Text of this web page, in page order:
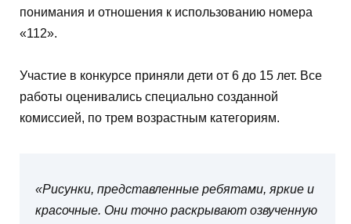
понимания и отношения к использованию номера
«112».
Участие в конкурсе приняли дети от 6 до 15 лет. Все
работы оценивались специально созданной
комиссией, по трем возрастным категориям.
«Рисунки, представленные ребятами, яркие и
красочные. Они точно раскрывают озвученную